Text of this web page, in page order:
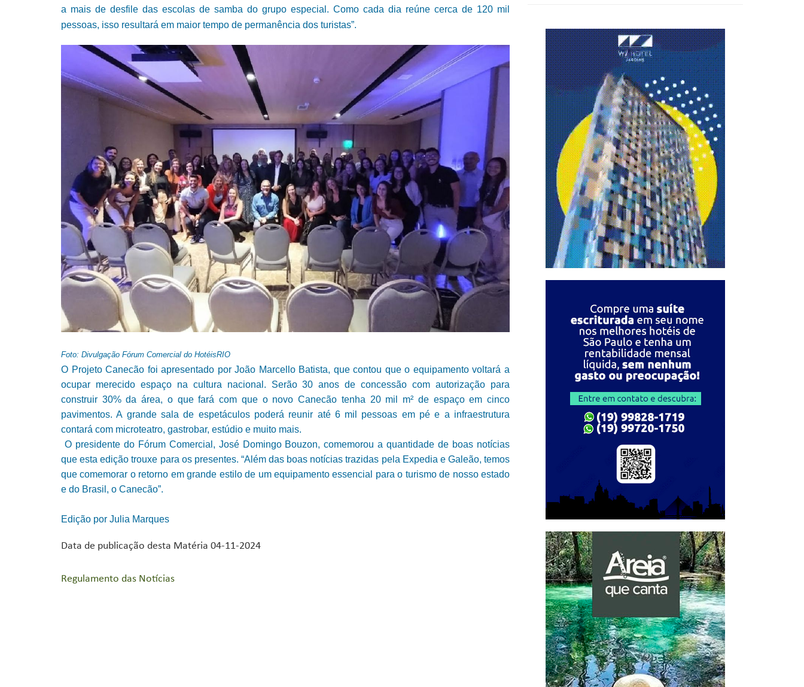
a mais de desfile das escolas de samba do grupo especial. Como cada dia reúne cerca de 120 mil
pessoas, isso resultará em maior tempo de permanência dos turistas”.
Foto: Divulgação Fórum Comercial do HotéisRIO
O Projeto Canecão foi apresentado por João Marcello Batista, que contou que o equipamento voltará a
ocupar merecido espaço na cultura nacional. Serão 30 anos de concessão com autorização para
construir 30% da área, o que fará com que o novo Canecão tenha 20 mil m² de espaço em cinco
pavimentos. A grande sala de espetáculos poderá reunir até 6 mil pessoas em pé e a infraestrutura
contará com microteatro, gastrobar, estúdio e muito mais.
O presidente do Fórum Comercial, José Domingo Bouzon, comemorou a quantidade de boas notícias
que esta edição trouxe para os presentes. “Além das boas notícias trazidas pela Expedia e Galeão, temos
que comemorar o retorno em grande estilo de um equipamento essencial para o turismo de nosso estado
e do Brasil, o Canecão”.
Edição por Julia Marques
Data de publicação desta Matéria 04-11-2024
Regulamento das Notícias